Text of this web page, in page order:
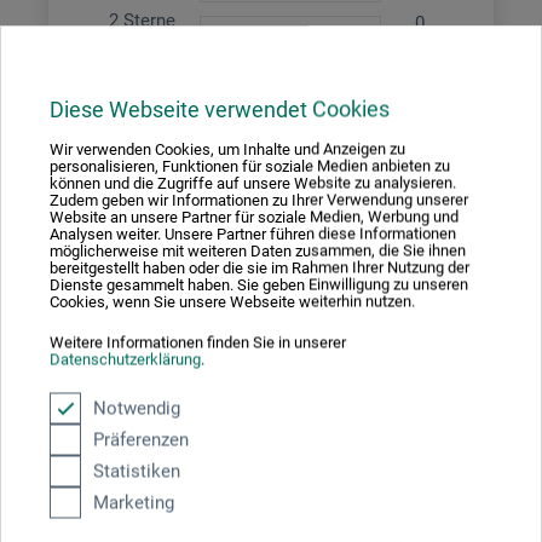
Diese Webseite verwendet Cookies
Wir verwenden Cookies, um Inhalte und Anzeigen zu
personalisieren, Funktionen für soziale Medien anbieten zu
können und die Zugriffe auf unsere Website zu analysieren.
Zudem geben wir Informationen zu Ihrer Verwendung unserer
Website an unsere Partner für soziale Medien, Werbung und
Analysen weiter. Unsere Partner führen diese Informationen
möglicherweise mit weiteren Daten zusammen, die Sie ihnen
bereitgestellt haben oder die sie im Rahmen Ihrer Nutzung der
Dienste gesammelt haben. Sie geben Einwilligung zu unseren
Cookies, wenn Sie unsere Webseite weiterhin nutzen.
Weitere Informationen finden Sie in unserer
Datenschutzerklärung.
Notwendig
Präferenzen
Statistiken
Marketing
2 Sterne
0
Produkt bewerten
Sagen Sie Ihre Meinung zu diesem Produkt
JETZT PRODUKT BEWERTEN
Produkt: artisti Serie 155 Set 5er - Torayhaar rund
verifizierter Kauf
Das Set beinhaltet fünf Pinsel (2, 4, 5, 8 und 12). Die Pinsel
liegen sehr gut in der Hand und lassen sich gut über das